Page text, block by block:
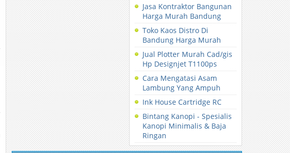
Jasa Kontraktor Bangunan
Harga Murah Bandung
Toko Kaos Distro Di
Bandung Harga Murah
Jual Plotter Murah Cad/gis
Hp Designjet T1100ps
Cara Mengatasi Asam
Lambung Yang Ampuh
Ink House Cartridge RC
Bintang Kanopi - Spesialis
Kanopi Minimalis & Baja
Ringan